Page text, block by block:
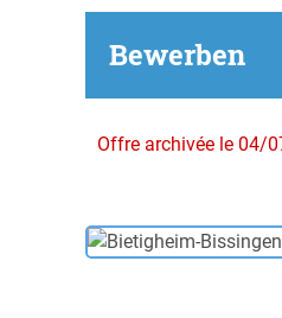
Bewerben
Offre archivée le 04/